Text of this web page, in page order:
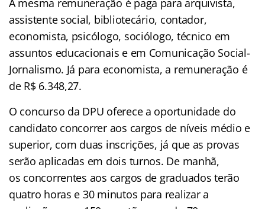
assistente social, bibliotecário, contador,
economista, psicólogo, sociólogo, técnico em
assuntos educacionais e em Comunicação Social-
Jornalismo. Já para economista, a remuneração é
de R$ 6.348,27.
O concurso da DPU oferece a oportunidade do
candidato concorrer aos cargos de níveis médio e
superior, com duas inscrições, já que as provas
serão aplicadas em dois turnos. De manhã,
os concorrentes aos cargos de graduados terão
quatro horas e 30 minutos para realizar a